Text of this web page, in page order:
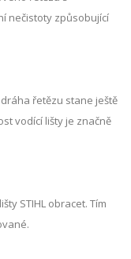
nečistoty způsobující
řetězu stane ještě
vodící lišty je značně
STIHL obracet. Tím